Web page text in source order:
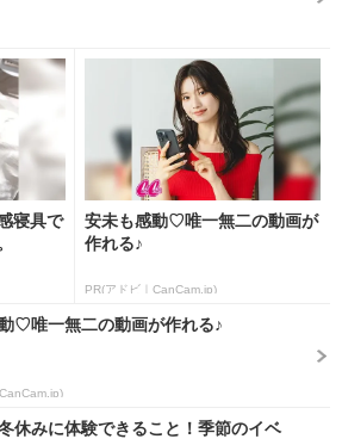
寝具で
安未も感動♡唯一無二の動画が
作れる♪
PR(アドビ｜CanCam.jp)
♡唯一無二の動画が作れる♪
休みに体験できること！季節のイベ